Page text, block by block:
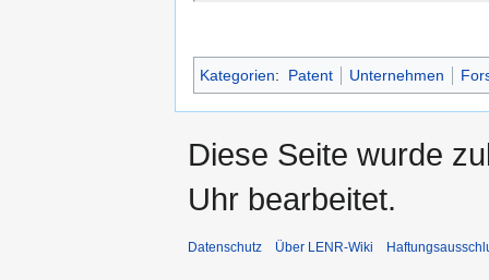
Kategorien: Patent Unternehmen
Diese Seite wurde
Uhr bearbeitet.
Datenschutz Über LENR-Wiki